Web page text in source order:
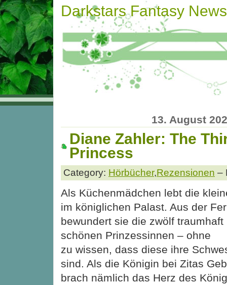
Darkstars Fantasy News
13. August
Diane Zahler: The
Princess
Category: Hörbücher,Rezensionen –
Als Küchenmädchen lebt die
im königlichen Palast. Aus der
bewundert sie die zwölf traumhaft
schönen Prinzessinnen – ohne
zu wissen, dass diese ihre
sind. Als die Königin bei Zitas
brach nämlich das Herz des